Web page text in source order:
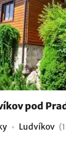
pod
Ludvíkov